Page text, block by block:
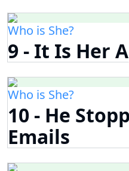
Who is She?
9 - It Is Her
Who is She?
10 - He
Emails